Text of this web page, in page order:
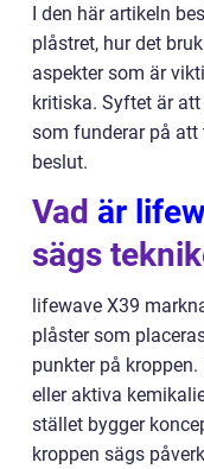
I den här artikeln
plåstret, hur det
aspekter som är
kritiska. Syftet är
som funderar på
beslut.
Vad är
sägs
lifewave X39
plåster som
punkter på
eller aktiva
stället bygger
kroppen sägs